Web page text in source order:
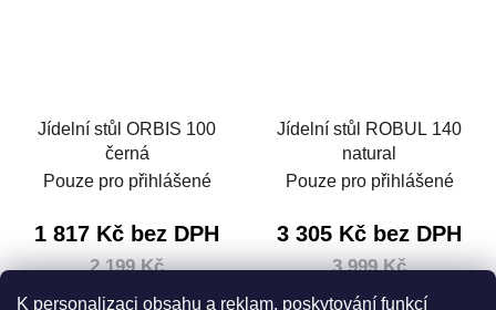
K personalizaci obsahu a reklam, poskytování funkcí
Jídelní stůl ORBIS 100
černá
Pouze pro přihlášené
1 817 Kč bez DPH
2 199 Kč
3 499 Kč (–37 %)
Jídelní stůl ROBUL 140
natural
Pouze pro přihlášené
3 305 Kč bez DPH
3 999 Kč
4 999 Kč (–20 %)